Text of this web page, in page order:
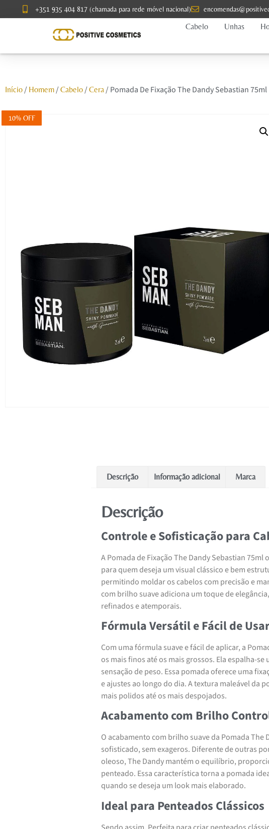
+351 935 404 817 (chamada para rede móvel nacional)
Cabelo
Unhas
Início/ Homem/ Cabelo/ Cera/ Pomada De Fixação The Dandy Sebastian 75ml
10% OFF
Descrição Informação adicional Marca
Descrição
Controle e Sofisticação para
A Pomada de Fixação The Dandy Sebastian
para quem deseja um visual clássico e bem
permitindo moldar os cabelos com precisão e
com brilho suave adiciona um toque de
refinados e atemporais.
Fórmula Versátil e Fácil de
Com uma fórmula suave e fácil de aplicar, a
os mais finos até os mais grossos. Ela espalha-
sensação de peso. Essa pomada oferece uma
e ajustes ao longo do dia. A textura maleável da
mais polidos até os mais despojados.
Acabamento com Brilho
O acabamento com brilho suave da Pomada
sofisticado, sem exageros. Diferente de outras
oleoso, The Dandy mantém o equilíbrio,
penteado. Essa característica torna a pomada
quando se deseja um look mais elaborado.
Ideal para Penteados Clássicos